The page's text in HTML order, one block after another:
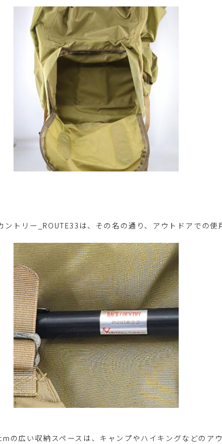
ントリー_ROUTE33は、その名の通り、アウトドアでの使
の広い収納スペースは、キャンプやハイキングなどのア